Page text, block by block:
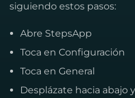
siguiendo estos pasos:
Abre StepsApp
Toca en Configuración
Toca en General
Desplázate hacia abajo